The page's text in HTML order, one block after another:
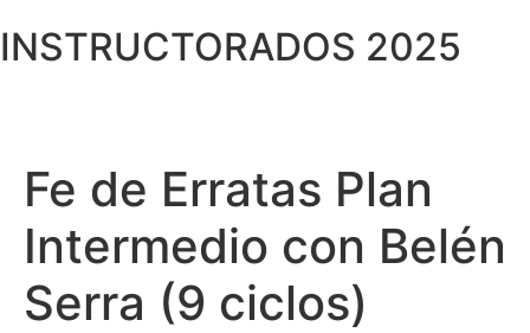
INSTRUCTORADOS 2025
Fe de Erratas Plan
Intermedio con Belén
Serra (9 ciclos)